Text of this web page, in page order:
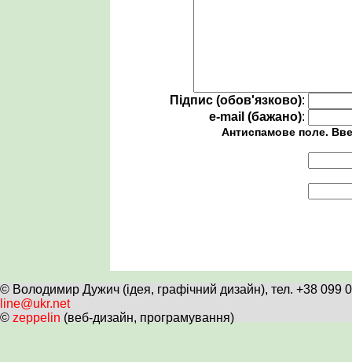
Підпис (обов'язково):
e-mail (бажано):
Антиспамове поле.
© Володимир Дужич (ідея, графічний дизайн), тел. +38 099
line@ukr.net
© zeppelin (веб-дизайн, програмування)